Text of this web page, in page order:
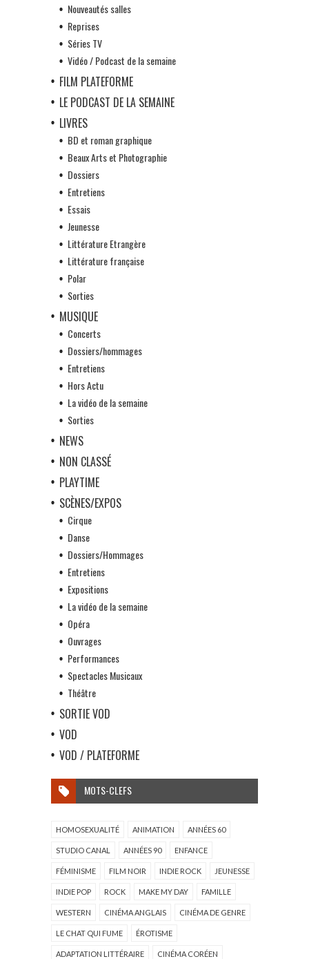
Nouveautés salles
Reprises
Séries TV
Vidéo / Podcast de la semaine
FILM PLATEFORME
LE PODCAST DE LA SEMAINE
LIVRES
BD et roman graphique
Beaux Arts et Photographie
Dossiers
Entretiens
Essais
Jeunesse
Littérature Etrangère
Littérature française
Polar
Sorties
MUSIQUE
Concerts
Dossiers/hommages
Entretiens
Hors Actu
La vidéo de la semaine
Sorties
NEWS
NON CLASSÉ
PLAYTIME
SCÈNES/EXPOS
Cirque
Danse
Dossiers/Hommages
Entretiens
Expositions
La vidéo de la semaine
Opéra
Ouvrages
Performances
Spectacles Musicaux
Théâtre
SORTIE VOD
VOD
VOD / PLATEFORME
MOTS-CLEFS
HOMOSEXUALITÉ ANIMATION ANNÉES 60
STUDIO CANAL ANNÉES 90 ENFANCE
FÉMINISME FILM NOIR INDIE ROCK JEUNESSE
INDIE POP ROCK MAKE MY DAY FAMILLE
WESTERN CINÉMA ANGLAIS CINÉMA DE GENRE
LE CHAT QUI FUME ÉROTISME
ADAPTATION LITTÉRAIRE CINÉMA CORÉEN